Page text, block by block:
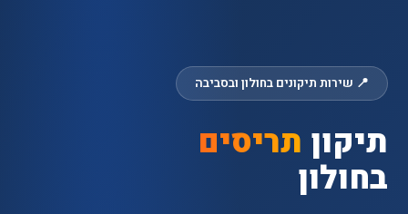
📍 שירות תיקונים בחולון ובסביבה
תיקון תריסים
בחולון